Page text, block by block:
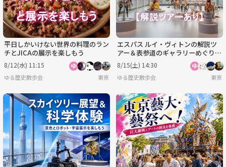
平日しかいけない世界の料理のラン
チとJICAの展示を楽しもう
8/12(水) 11:15
ゆる歴史散歩会 東京
エスパス ルイ・ヴィトンの解説ツ
アー＆表参道のギャラリーめぐり
（初心者歓迎）
8/15(土) 14:30
ゆる歴史散歩会 東京